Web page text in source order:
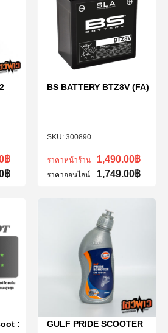
฿
฿
300890
BS BATTERY BTZ8V (FA)
ราคาหน้าร้าน 1,490.00฿
ราคาออนไลน์ 1,749.00฿
:
GULF PRIDE SCOOTER